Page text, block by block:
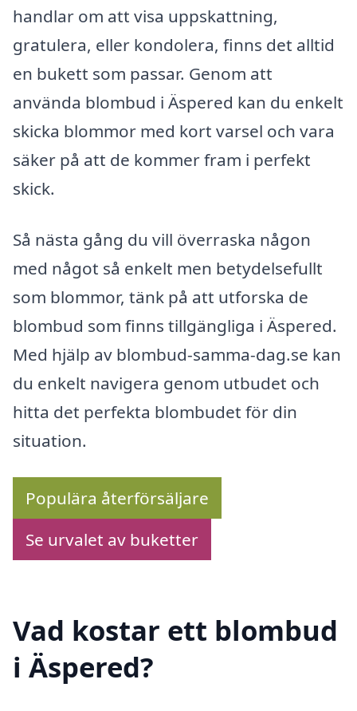
handlar om att visa uppskattning,
gratulera, eller kondolera, finns det alltid
en bukett som passar. Genom att
använda blombud i Äspered kan du enkelt
skicka blommor med kort varsel och vara
säker på att de kommer fram i perfekt
skick.
Så nästa gång du vill överraska någon
med något så enkelt men betydelsefullt
som blommor, tänk på att utforska de
blombud som finns tillgängliga i Äspered.
Med hjälp av blombud-samma-dag.se kan
du enkelt navigera genom utbudet och
hitta det perfekta blombudet för din
situation.
Populära återförsäljare
Se urvalet av buketter
Vad kostar ett blombud
i Äspered?